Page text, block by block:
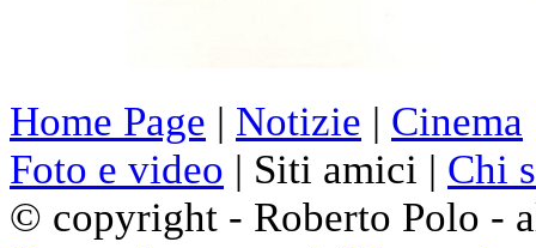
Home Page | Notizie | Cinema
Foto e video | Siti amici | Chi
© copyright - Roberto Polo -